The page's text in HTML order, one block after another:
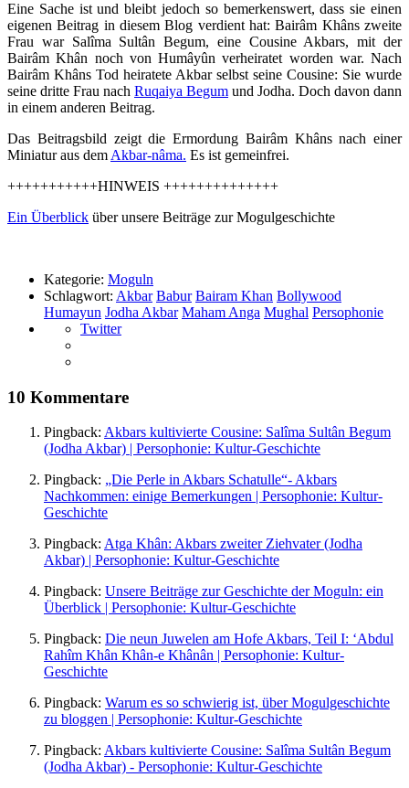
Eine Sache ist und bleibt jedoch so bemerkenswert, dass sie einen
eigenen Beitrag in diesem Blog verdient hat: Bairâm Khâns zweite
Frau war Salîma Sultân Begum, eine Cousine Akbars, mit der
Bairâm Khân noch von Humâyûn verheiratet worden war. Nach
Bairâm Khâns Tod heiratete Akbar selbst seine Cousine: Sie wurde
seine dritte Frau nach Ruqaiya Begum und Jodha. Doch davon dann
in einem anderen Beitrag.
Das Beitragsbild zeigt die Ermordung Bairâm Khâns nach einer
Miniatur aus dem Akbar-nâma. Es ist gemeinfrei.
+++++++++++HINWEIS ++++++++++++++
Ein Überblick über unsere Beiträge zur Mogulgeschichte
Kategorie: Moguln
Schlagwort: Akbar Babur Bairam Khan Bollywood
Humayun Jodha Akbar Maham Anga Mughal Persophonie
Twitter
10 Kommentare
Pingback: Akbars kultivierte Cousine: Salîma Sultân Begum
(Jodha Akbar) | Persophonie: Kultur-Geschichte
Pingback: „Die Perle in Akbars Schatulle“- Akbars
Nachkommen: einige Bemerkungen | Persophonie: Kultur-
Geschichte
Pingback: Atga Khân: Akbars zweiter Ziehvater (Jodha
Akbar) | Persophonie: Kultur-Geschichte
Pingback: Unsere Beiträge zur Geschichte der Moguln: ein
Überblick | Persophonie: Kultur-Geschichte
Pingback: Die neun Juwelen am Hofe Akbars, Teil I: ‘Abdul
Rahîm Khân Khân-e Khânân | Persophonie: Kultur-
Geschichte
Pingback: Warum es so schwierig ist, über Mogulgeschichte
zu bloggen | Persophonie: Kultur-Geschichte
Pingback: Akbars kultivierte Cousine: Salîma Sultân Begum
(Jodha Akbar) - Persophonie: Kultur-Geschichte